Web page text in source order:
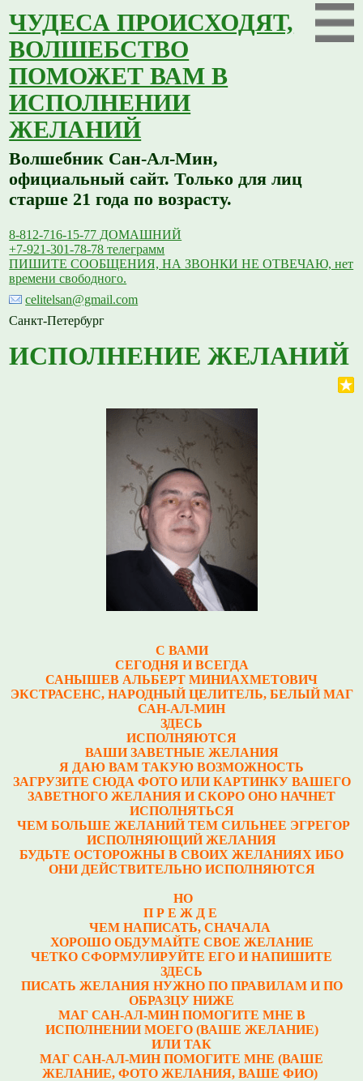
ЧУДЕСА ПРОИСХОДЯТ,
ВОЛШЕБСТВО
ПОМОЖЕТ ВАМ В
ИСПОЛНЕНИИ
ЖЕЛАНИЙ
Волшебник Сан-Ал-Мин,
официальный сайт. Только для лиц
старше 21 года по возрасту.
8-812-716-15-77 ДОМАШНИЙ
+7-921-301-78-78 телеграмм
ПИШИТЕ СООБЩЕНИЯ, НА ЗВОНКИ НЕ ОТВЕЧАЮ, нет
времени свободного.
celitelsan@gmail.com
Санкт-Петербург
ИСПОЛНЕНИЕ ЖЕЛАНИЙ
С ВАМИ
СЕГОДНЯ И ВСЕГДА
САНЫШЕВ АЛЬБЕРТ МИНИАХМЕТОВИЧ
ЭКСТРАСЕНС, НАРОДНЫЙ ЦЕЛИТЕЛЬ, БЕЛЫЙ МАГ
САН-АЛ-МИН
ЗДЕСЬ
ИСПОЛНЯЮТСЯ
ВАШИ ЗАВЕТНЫЕ ЖЕЛАНИЯ
Я ДАЮ ВАМ ТАКУЮ ВОЗМОЖНОСТЬ
ЗАГРУЗИТЕ СЮДА ФОТО ИЛИ КАРТИНКУ ВАШЕГО
ЗАВЕТНОГО ЖЕЛАНИЯ И СКОРО ОНО НАЧНЕТ
ИСПОЛНЯТЬСЯ
ЧЕМ БОЛЬШЕ ЖЕЛАНИЙ ТЕМ СИЛЬНЕЕ ЭГРЕГОР
ИСПОЛНЯЮЩИЙ ЖЕЛАНИЯ
БУДЬТЕ ОСТОРОЖНЫ В СВОИХ ЖЕЛАНИЯХ ИБО
ОНИ ДЕЙСТВИТЕЛЬНО ИСПОЛНЯЮТСЯ
НО
П Р Е Ж Д Е
ЧЕМ НАПИСАТЬ, СНАЧАЛА
ХОРОШО ОБДУМАЙТЕ СВОЕ ЖЕЛАНИЕ
ЧЕТКО СФОРМУЛИРУЙТЕ ЕГО И НАПИШИТЕ
ЗДЕСЬ
ПИСАТЬ ЖЕЛАНИЯ НУЖНО ПО ПРАВИЛАМ И ПО
ОБРАЗЦУ НИЖЕ
МАГ САН-АЛ-МИН ПОМОГИТЕ МНЕ В
ИСПОЛНЕНИИ МОЕГО (ВАШЕ ЖЕЛАНИЕ)
ИЛИ ТАК
МАГ САН-АЛ-МИН ПОМОГИТЕ МНЕ (ВАШЕ
ЖЕЛАНИЕ, ФОТО ЖЕЛАНИЯ, ВАШЕ ФИО)